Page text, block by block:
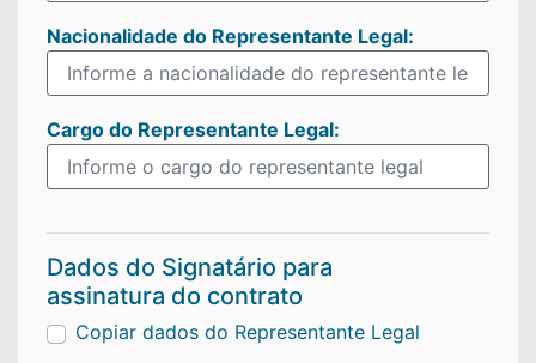
Nacionalidade do Representante Legal:
Cargo do Representante Legal:
Dados do Signatário para
assinatura do contrato
Copiar dados do Representante Legal